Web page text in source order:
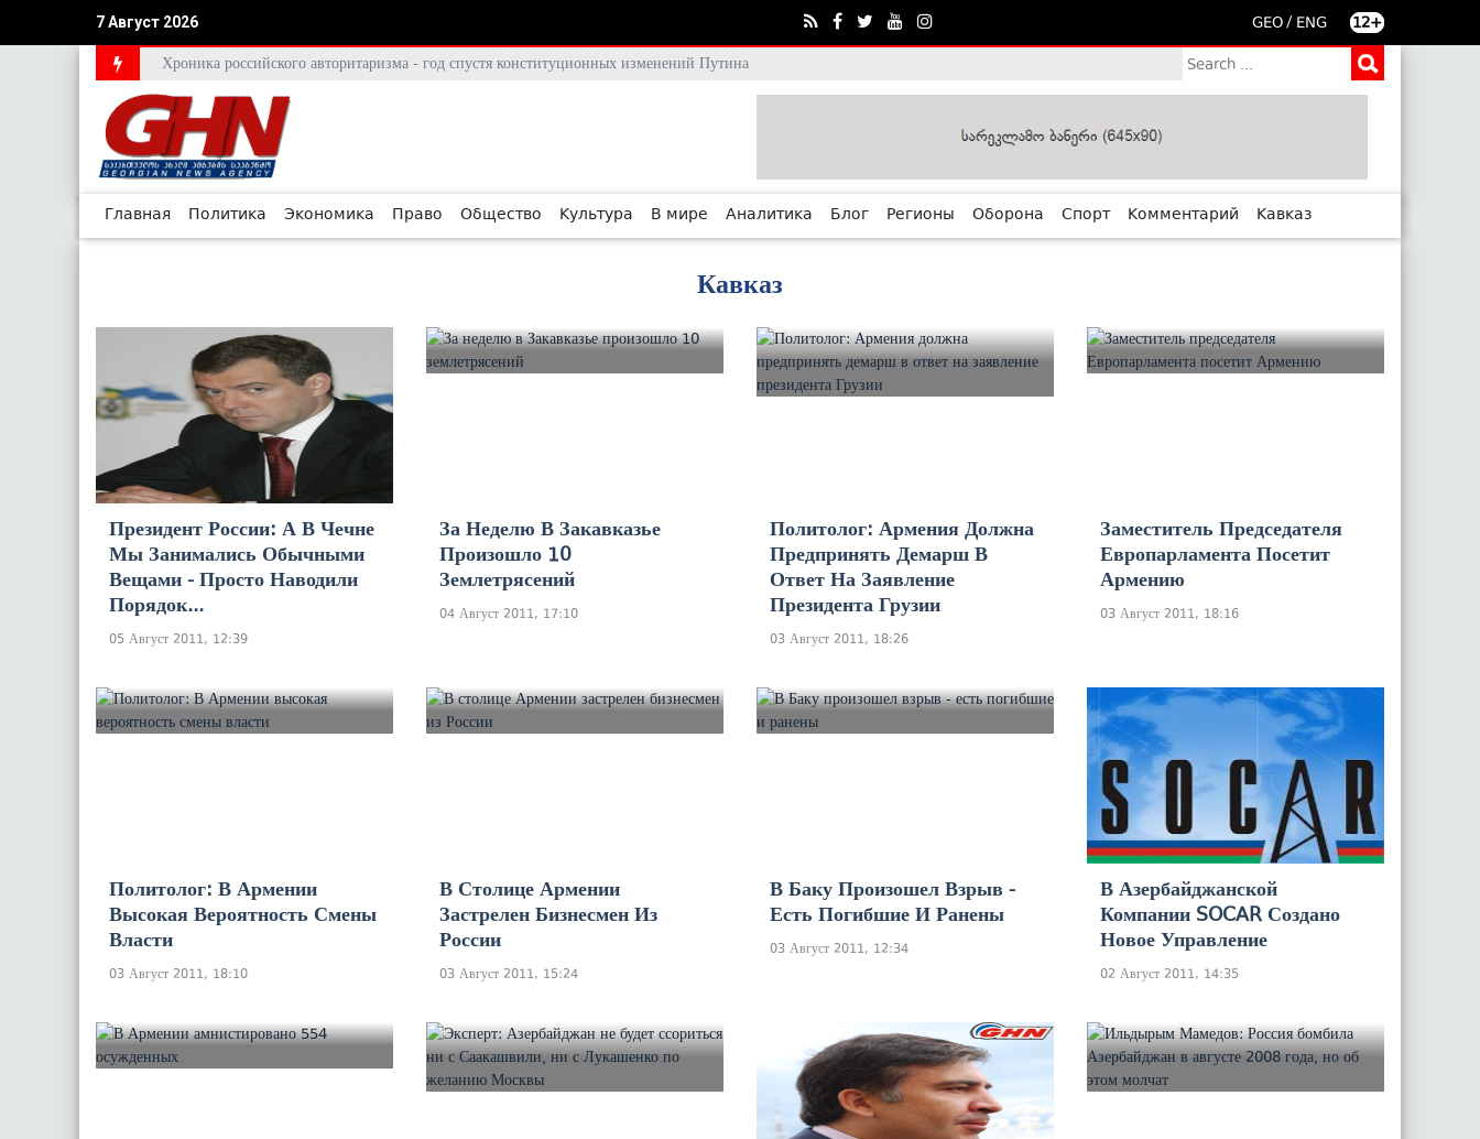
7 Август 2026 GEO / ENG 12+
Хроника российского авторитаризма - год спустя конституционных изменений Путина
Главная Политика Экономика Право Общество Культура В мире Аналитика Блог Регионы Оборона Спорт Комментарий Кавказ
Кавказ
Президент России: А В Чечне
Мы Занимались Обычными
Вещами - Просто Наводили
Порядок...
05 Август 2011, 12:39
За Неделю В Закавказье
Произошло 10
Землетрясений
04 Август 2011, 17:10
Политолог: Армения Должна
Предпринять Демарш В
Ответ На Заявление
Президента Грузии
03 Август 2011, 18:26
Заместитель Председателя
Европарламента Посетит
Армению
03 Август 2011, 18:16
Политолог: В Армении
Высокая Вероятность Смены
Власти
03 Август 2011, 18:10
В Столице Армении
Застрелен Бизнесмен Из
России
03 Август 2011, 15:24
В Баку Произошел Взрыв -
Есть Погибшие И Ранены
03 Август 2011, 12:34
В Азербайджанской
Компании SOCAR Создано
Новое Управление
02 Август 2011, 14:35